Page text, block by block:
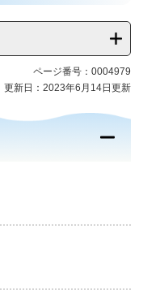
ニ
ュ
ー
ページ番号：0004979
更新日：2023年6月14日更新